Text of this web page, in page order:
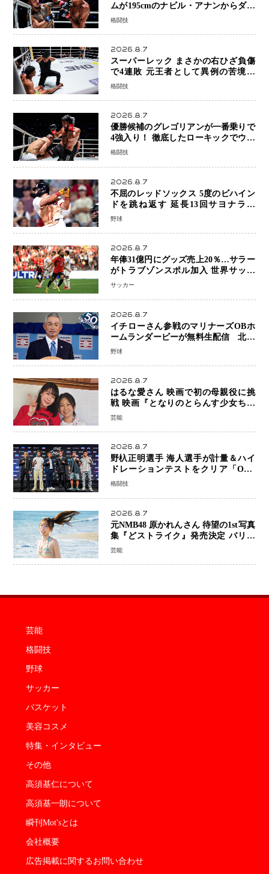
ムが195cmのナビル・アナンからダウ
ン奪取！猛反撃を耐え抜き判定勝利、
格闘技
2026.8.7
スーパーレック まさかの右ひざ負傷
で4連敗 元王者として異例の苦境…
「アクシデント」でも消えない危険信
格闘技
2026.8.7
優勝候補のグレゴリアンが一番乗りで
4強入り！ 徹底したローキックでウス
ビャンを攻略、判定勝利
格闘技
2026.8.7
不屈のレッドソックス 5度のビハイン
ドを跳ね返す 延長13回サヨナラ勝
ち 吉田正尚選手も2安打1打点で貢献 4
野球
2026.8.7
年俸31億円にグッズ売上20％…サラー
がトラブゾンスポル加入 世界サッカ
ーは「五大リーグ一強」から新時代へ
サッカー
2026.8.7
イチローさん参戦のマリナーズOBホ
ームランダービーが無料生配信 北米
ならではの“魅せる興行”に世界が注目
野球
2026.8.7
はるな愛さん 映画で初の母親役に挑
戦 映画『となりのとらんす少女ちゃ
ん』11月7日公開 未来の自分との対話
芸能
2026.8.7
野杁正明選手 海人選手が計量＆ハイ
ドレーションテストをクリア「ONE
SAMURAI 2」決戦へ万全の準備整う
格闘技
2026.8.7
元NMB48 原かれんさん 待望の1st写真
集『どストライク』発売決定 バリで
魅せる25歳の新境地
芸能
芸能
格闘技
野球
サッカー
バスケット
美容コスメ
特集・インタビュー
その他
高須基仁について
高須基一朗について
瞬刊Mot'sとは
会社概要
広告掲載に関するお問い合わせ